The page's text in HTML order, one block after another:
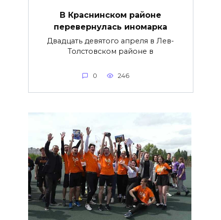
В Краснинском районе
перевернулась иномарка
Двадцать девятого апреля в Лев-
Толстовском районе в
0 246